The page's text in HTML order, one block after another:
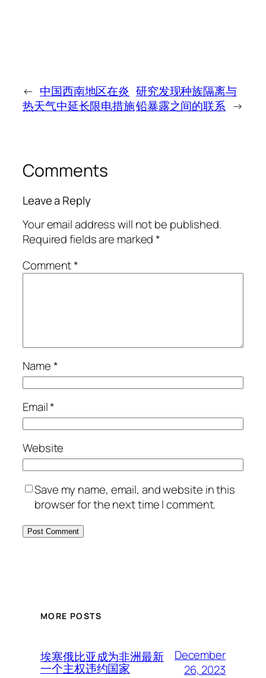
← 中国西南地区在炎
热天气中延长限电措施
研究发现种族隔离与
铅暴露之间的联系 →
Comments
Leave a Reply
Your email address will not be published.
Required fields are marked*
Comment*
Name*
Email*
Website
Save my name, email, and website in this
browser for the next time I comment.
MORE POSTS
埃塞俄比亚成为非洲最新
一个主权违约国家
December
26, 2023